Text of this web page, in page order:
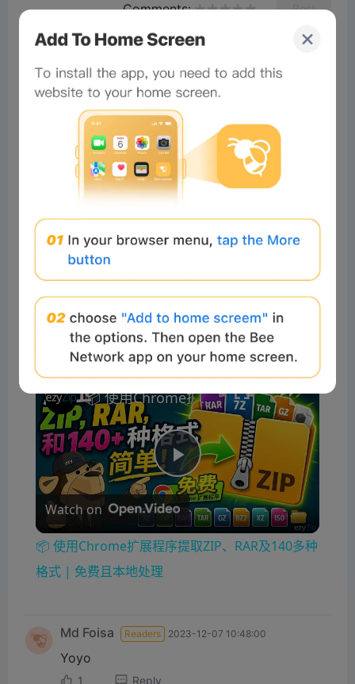
Comments: Post
#guest72 Readers 2024-04-03 02:34:43
😇😇😇😇✌🤚
1 Reply
صالح إبر Readers 2023-12-24 21:13:14
🐝
1 Reply
×
Play Video
Now Playing
×
P
l
📦 使用Chrome扩展程序提取ZIP、RAR及140多种格式 | 免费且本地处理
Watch on
📦 使用Chrome扩展程序提取ZIP、RAR及140多种
格式 | 免费且本地处理
Md Foisa Readers 2023-12-07 10:48:00
Yoyo
1 Reply